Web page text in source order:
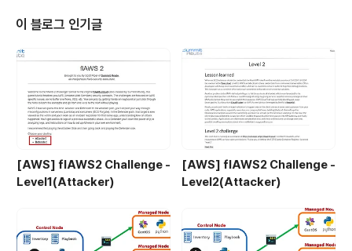
'검토 요청'이라는 이메일 제목으로 수행됬고'회의자료 Protected.zip' 파일
이 첨부되어있었다고 한다. 이메일 본문은 '회..
이 블로그 인기글
[AWS] flAWS2 Challenge -
Level1(Attacker)
[AWS] flAWS2 Challenge -
Level2(Attacker)